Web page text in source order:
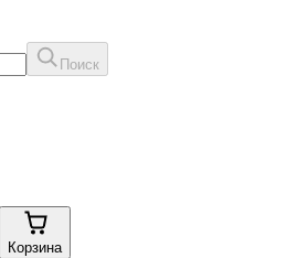
Поиск
Корзина